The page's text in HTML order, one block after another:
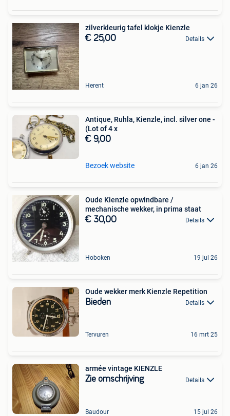
zilverkleurig tafel klokje Kienzle
€ 25,00 Details
Herent 6 jan 26
Antique, Ruhla, Kienzle, incl. silver one -
(Lot of 4 x
€ 9,00
Bezoek website 6 jan 26
Oude Kienzle opwindbare /
mechanische wekker, in prima staat
€ 30,00 Details
Hoboken 19 jul 26
Oude wekker merk Kienzle Repetition
Bieden Details
Tervuren 16 mrt 25
armée vintage KIENZLE
Zie omschrijving Details
Baudour 15 jul 26